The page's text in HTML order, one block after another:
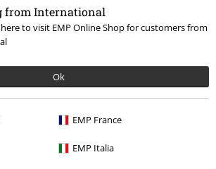
from International
here to visit EMP Online Shop for customers from
Ok
EMP France
EMP Italia
options.
Vinyl